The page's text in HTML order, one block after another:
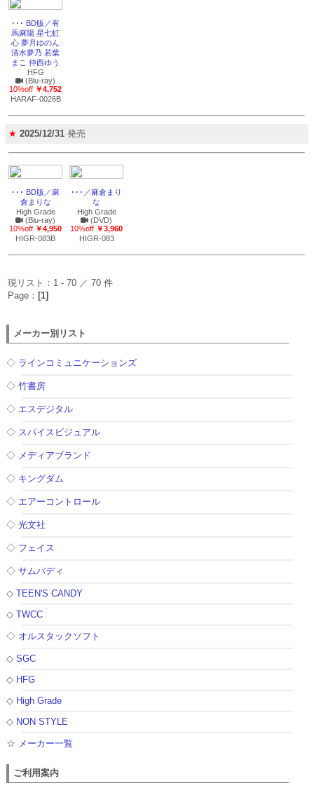
･･･ BD版／有
馬麻陽 星七虹
心 夢月ゆのん
清水夢乃 若葉
まこ 仲西ゆう
HFG
(Blu-ray)
10%off ￥4,752
HARAF-0026B
★ 2025/12/31 発売
･･･ BD版／麻
倉まりな
High Grade
(Blu-ray)
10%off ￥4,950
HIGR-083B
･･･／麻倉まり
な
High Grade
(DVD)
10%off ￥3,960
HIGR-083
現リスト：1 - 70 ／ 70 件
Page： [1]
メーカー別リスト
◇ ラインコミュニケーションズ
◇竹書房
◇ エスデジタル
◇ スパイスビジュアル
◇ メディアブランド
◇ キングダム
◇ エアーコントロール
◇光文社
◇ フェイス
◇サムバディ
◇TEEN'S CANDY
◇TWCC
◇ オルスタックソフト
◇SGC
◇ HFG
◇ High Grade
◇ NON STYLE
☆ メーカー一覧
ご利用案内